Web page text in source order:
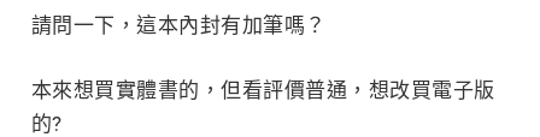
請問一下，這本內封有加筆嗎？
本來想買實體書的，但看評價普通，想改買電子版
的?